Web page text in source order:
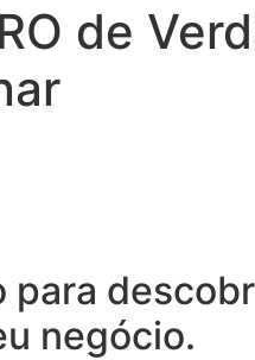
de
negócio.